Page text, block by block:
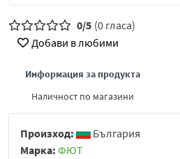
0/5 (0 гласа)
Добави в любими
Информация за продукта
Наличност по магазини
Произход:
България
Марка: ФЮТ